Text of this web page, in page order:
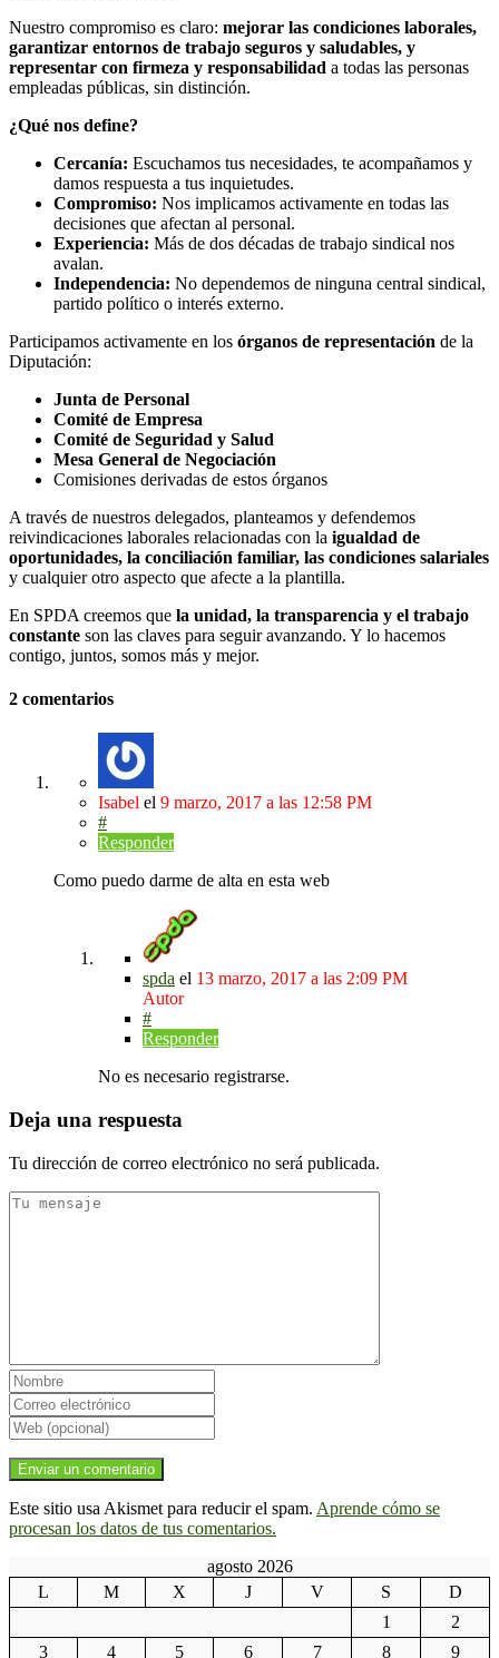
Nuestro compromiso es claro: mejorar las condiciones laborales,
garantizar entornos de trabajo seguros y saludables, y
representar con firmeza y responsabilidad a todas las personas
empleadas públicas, sin distinción.
¿Qué nos define?
Cercanía: Escuchamos tus necesidades, te acompañamos y
damos respuesta a tus inquietudes.
Compromiso: Nos implicamos activamente en todas las
decisiones que afectan al personal.
Experiencia: Más de dos décadas de trabajo sindical nos
avalan.
Independencia: No dependemos de ninguna central sindical,
partido político o interés externo.
Participamos activamente en los órganos de representación de la
Diputación:
Junta de Personal
Comité de Empresa
Comité de Seguridad y Salud
Mesa General de Negociación
Comisiones derivadas de estos órganos
A través de nuestros delegados, planteamos y defendemos
reivindicaciones laborales relacionadas con la igualdad de
oportunidades, la conciliación familiar, las condiciones salariales
y cualquier otro aspecto que afecte a la plantilla.
En SPDA creemos que la unidad, la transparencia y el trabajo
constante son las claves para seguir avanzando. Y lo hacemos
contigo, juntos, somos más y mejor.
2 comentarios
Isabel el 9 marzo, 2017 a las 12:58 PM
#
Responder
Como puedo darme de alta en esta web
spda el 13 marzo, 2017 a las 2:09 PM
Autor
#
Responder
No es necesario registrarse.
Deja una respuesta
Tu dirección de correo electrónico no será publicada.
Este sitio usa Akismet para reducir el spam. Aprende cómo se
procesan los datos de tus comentarios.
agosto 2026
L
M X J V S
D
1
2
3
4 5 6 7 8 9